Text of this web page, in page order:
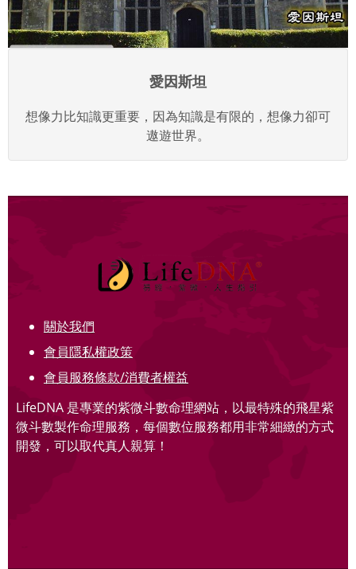
愛因斯坦
想像力比知識更重要，因為知識是有限的，想像力卻可
遨遊世界。
關於我們
會員隱私權政策
會員服務條款/消費者權益
LifeDNA 是專業的紫微斗數命理網站，以最特殊的飛星紫
微斗數製作命理服務，每個數位服務都用非常細緻的方式
開發，可以取代真人親算！